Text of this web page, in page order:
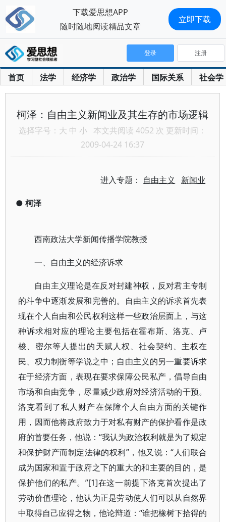
首页 法学 经济学 政治学 国际关系 社会学
登录 注册
柯泽：自由主义新闻业及其生存的市场逻辑
选择字号： 大 中 小 本文共阅读 4052 次 更新时间：
2009-04-24 16:37
进入专题： 自由主义 新闻业
● 柯泽
西南政法大学新闻传播学院教授
一、自由主义的经济诉求
自由主义理论是在反对封建神权，反对君主专制
的斗争中逐渐发展和完善的。自由主义的诉求首先表
现在个人自由和公民权利这样一些政治层面上，与这
种诉求相对应的理论主要包括在霍布斯、洛克、卢
梭、密尔等人提出的天赋人权、社会契约、主权在
民、权力制衡等学说之中；自由主义的另一重要诉求
在于经济方面，表现在要求保障公民私产，倡导自由
市场和自由竞争，尽量减少政府对经济活动的干预。
洛克看到了私人财产在保障个人自由方面的关键作
用，因而他将政府致力于对私有财产的保护看作是政
府的首要任务，他说：“我认为政治权利就是为了规定
和保护财产而制定法律的权利”，他又说：“人们联合
成为国家和置于政府之下的重大的和主要的目的，是
保护他们的私产。”[1]在这一前提下洛克首次提出了
劳动价值理论，他认为正是劳动使人们可以从自然界
中取得自己应得之物，他论辩道：“谁把橡树下拾得的
下载爱思想APP
随时随地阅读精品文章
立即下载